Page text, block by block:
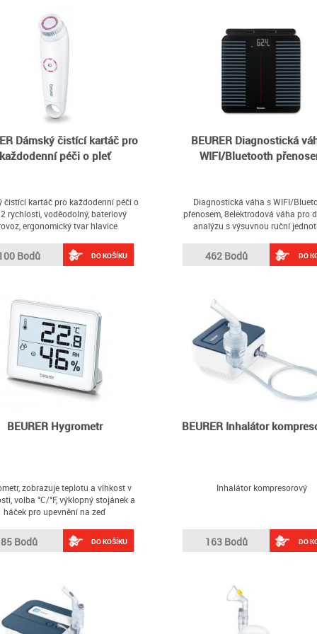
Dámský čistící kartáč pro
péči o pleť
čistící kartáč pro každodenní péči o
rychlosti, voděodolný, bateriový
ergonomický tvar hlavice
Bodů DO KOŠÍKU
BEURER Diagnostická
WIFI/Bluetooth
Diagnostická váha s WIFI/
přenosem, 8elektrodová váha pro
analýzu s výsuvnou ruční
462 Bodů DO
BEURER Hygrometr
zobrazuje teplotu a vlhkost v
volba °C/°F, výklopný stojánek a
háček pro upevnění na zeď
85 Bodů DO KOŠÍKU
BEURER Inhalátor
Inhalátor kompresorový
163 Bodů DO